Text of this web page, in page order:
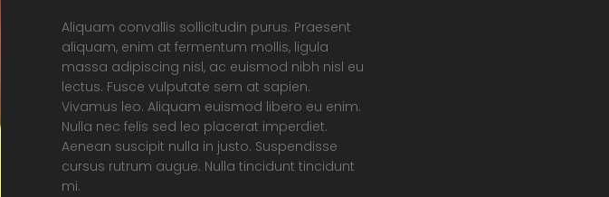
Aliquam convallis sollicitudin purus. Praesent
aliquam, enim at fermentum mollis, ligula
massa adipiscing nisl, ac euismod nibh nisl eu
lectus. Fusce vulputate sem at sapien.
Vivamus leo. Aliquam euismod libero eu enim.
Nulla nec felis sed leo placerat imperdiet.
Aenean suscipit nulla in justo. Suspendisse
cursus rutrum augue. Nulla tincidunt tincidunt
mi.